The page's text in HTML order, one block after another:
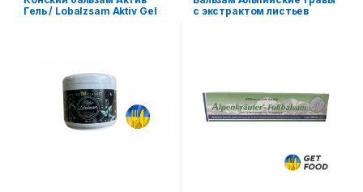
Гель / Lobalzsam Aktiv Gel
с экстрактом листьев